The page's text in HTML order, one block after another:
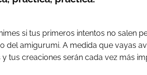
si tus primeros intentos no salen
del amigurumi. A medida que vayas
y tus creaciones serán cada vez más